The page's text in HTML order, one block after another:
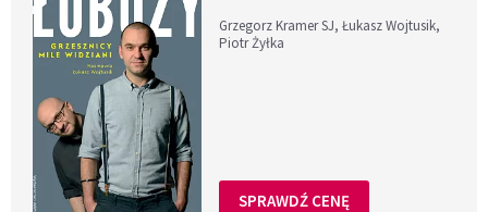
Grzegorz Kramer SJ, Łukasz Wojtusik,
Piotr Żyłka
SPRAWDŹ CENĘ